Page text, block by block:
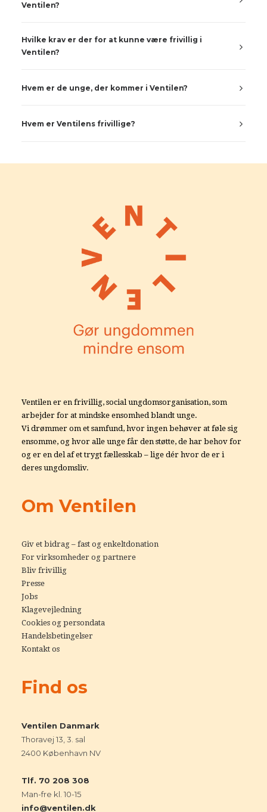
Ventilen?
Hvilke krav er der for at kunne være frivillig i
Ventilen?
Hvem er de unge, der kommer i Ventilen?
Hvem er Ventilens frivillige?
Ventilen er en frivillig, social ungdomsorganisation, som
arbejder for at mindske ensomhed blandt unge.
Vi drømmer om et samfund, hvor ingen behøver at føle sig
ensomme, og hvor alle unge får den støtte, de har behov for
og er en del af et trygt fællesskab – lige dér hvor de er i
deres ungdomsliv.
Om Ventilen
Giv et bidrag – fast og enkeltdonation
For virksomheder og partnere
Bliv frivillig
Presse
Jobs
Klagevejledning
Cookies og persondata
Handelsbetingelser
Kontakt os
Find os
Ventilen Danmark
Thoravej 13, 3. sal
2400 København NV
Tlf. 70 208 308
Man-fre kl. 10-15
info@ventilen.dk